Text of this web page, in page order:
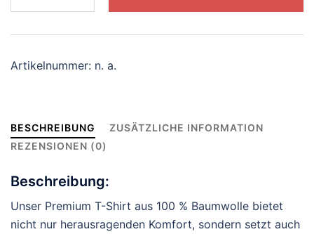
narwhal
Menge
Artikelnummer: n. a.
BESCHREIBUNG
ZUSÄTZLICHE INFORMATION
REZENSIONEN (0)
Beschreibung:
Unser Premium T-Shirt aus 100 % Baumwolle bietet
nicht nur herausragenden Komfort, sondern setzt auch